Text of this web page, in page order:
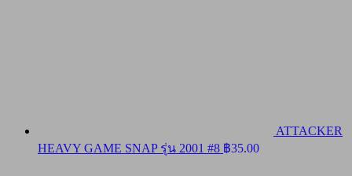
ATTACKER
HEAVY GAME SNAP รุ่น 2001 #8 ฿35.00